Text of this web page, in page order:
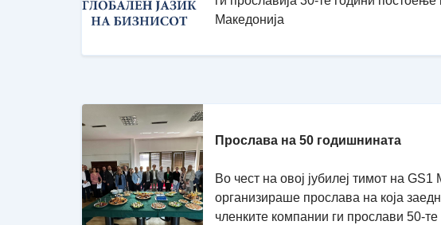
Македонија
Прослава на 50 годишнината
Во чест на овој јубилеј тимот на GS1
организираше прослава на која
членките компании ги прослави 50-те